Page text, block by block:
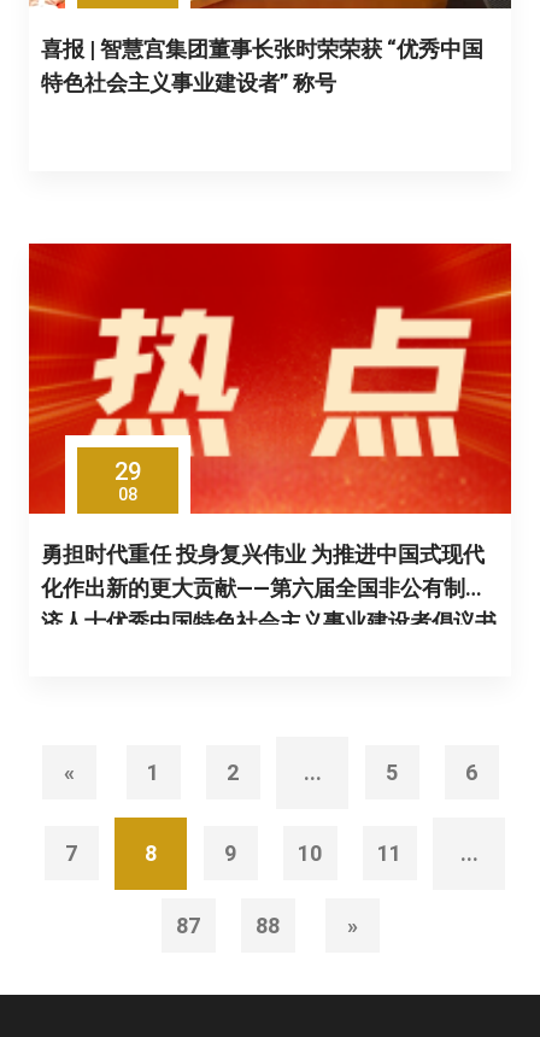
喜报 | 智慧宫集团董事长张时荣荣获 “优秀中国
特色社会主义事业建设者” 称号
29
08
勇担时代重任 投身复兴伟业 为推进中国式现代
化作出新的更大贡献——第六届全国非公有制经
济人士优秀中国特色社会主义事业建设者倡议书
« 1 2 ... 5 6
7 8 9 10 11 ...
87 88 »